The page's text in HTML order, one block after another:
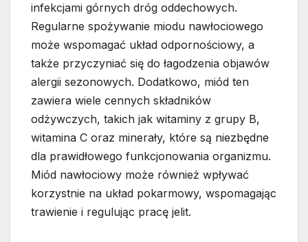
infekcjami górnych dróg oddechowych.
Regularne spożywanie miodu nawłociowego
może wspomagać układ odpornościowy, a
także przyczyniać się do łagodzenia objawów
alergii sezonowych. Dodatkowo, miód ten
zawiera wiele cennych składników
odżywczych, takich jak witaminy z grupy B,
witamina C oraz minerały, które są niezbędne
dla prawidłowego funkcjonowania organizmu.
Miód nawłociowy może również wpływać
korzystnie na układ pokarmowy, wspomagając
trawienie i regulując pracę jelit.